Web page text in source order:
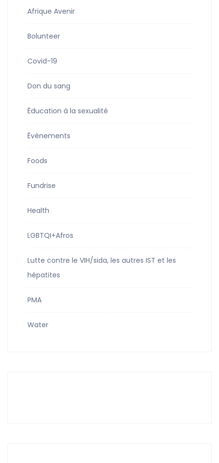
Afrique Avenir
Bolunteer
Covid-19
Don du sang
Éducation à la sexualité
Évènements
Foods
Fundrise
Health
LGBTQI+Afros
Lutte contre le VIH/sida, les autres IST et les
hépatites
PMA
Water